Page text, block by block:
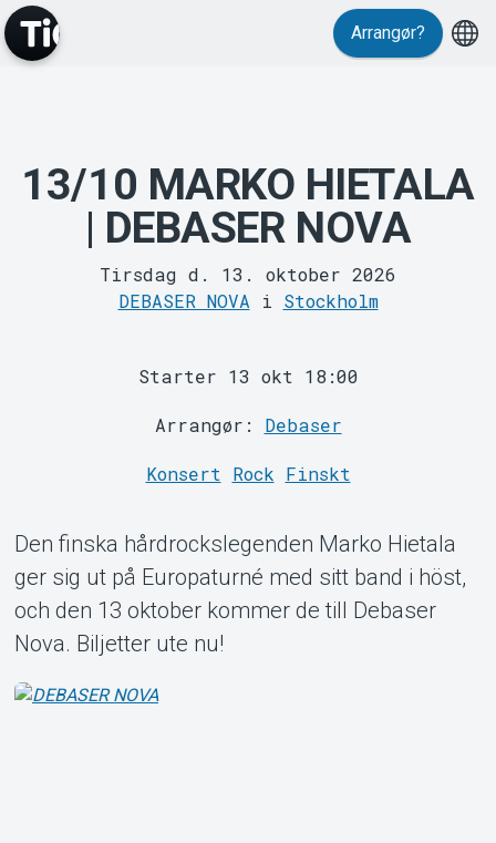
MyTickster
Support
Om Tickster
Arrangør?
13/10 MARKO HIETALA
| DEBASER NOVA
Tirsdag d. 13. oktober 2026
DEBASER NOVA i Stockholm
Starter 13 okt 18:00
Arrangør: Debaser
Konsert Rock Finskt
Den finska hårdrockslegenden Marko Hietala
ger sig ut på Europaturné med sitt band i höst,
och den 13 oktober kommer de till Debaser
Nova. Biljetter ute nu!